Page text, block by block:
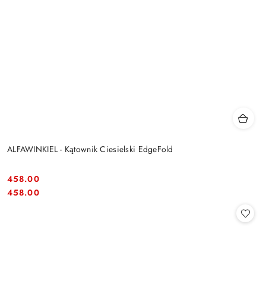
ALFAWINKIEL - Kątownik Ciesielski EdgeFold
Cena:
458.00
Cena:
458.00